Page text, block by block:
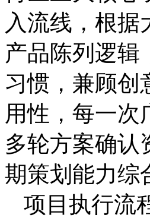
入流线，根据
产品陈列逻辑
习惯，兼顾创
用性，每一次
多轮方案确认
期策划能力综
项目执行流